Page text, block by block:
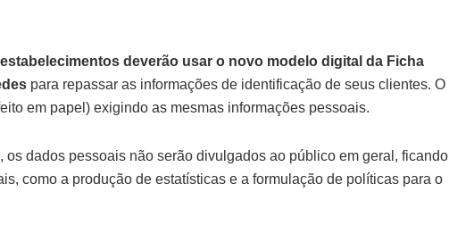
deverão usar o novo modelo digital da Ficha
para repassar as informações de identificação de seus clientes. O
em papel) exigindo as mesmas informações pessoais.
os dados pessoais não serão divulgados ao público em geral, ficando
como a produção de estatísticas e a formulação de políticas para o